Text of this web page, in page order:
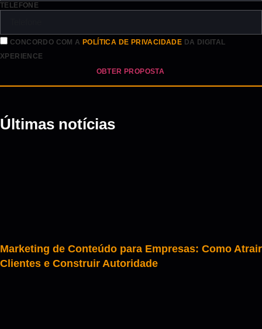
TELEFONE
CONCORDO COM APOLÍTICA DE PRIVACIDADE DA DIGITAL
XPERIENCE
OBTER PROPOSTA
Últimas notícias
Marketing de Conteúdo para Empresas: Como Atrair
Clientes e Construir Autoridade